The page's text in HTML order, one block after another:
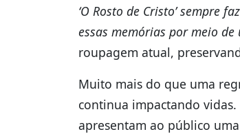
‘O Rosto de Cristo’ sempre
essas memórias por meio de
roupagem atual,
Muito mais do que uma
continua impactando
apresentam ao público